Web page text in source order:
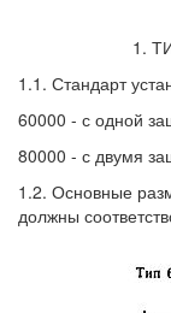
1.
1.1. Стандарт
60000 - с одной
80000 - с двумя
1.2. Основные
должны